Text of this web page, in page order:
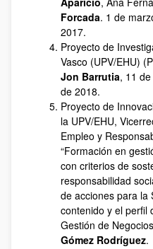
Forcada. 1 de
2017.
Proyecto de
Vasco (UPV/EHU)
Jon Barrutia, 11
de 2018.
Proyecto de
la UPV/EHU,
Empleo y
“Formación en
con criterios de
responsabilidad
de acciones para la
contenido y el perfil
Gestión de
Gómez Rodríguez.